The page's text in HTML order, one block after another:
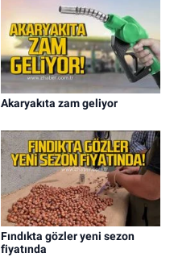
Akaryakıta zam geliyor
Fındıkta gözler yeni sezon
fiyatında